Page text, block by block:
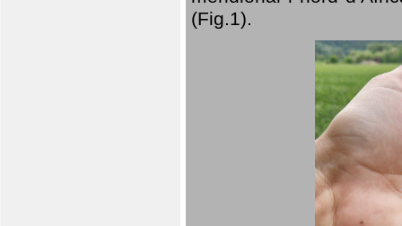
(Fig.1).